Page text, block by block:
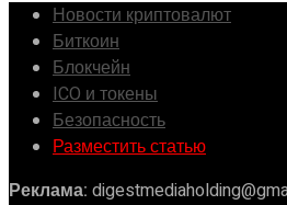
Новости криптовалют
Биткоин
Блокчейн
ICO и токены
Безопасность
Разместить статью
Реклама: